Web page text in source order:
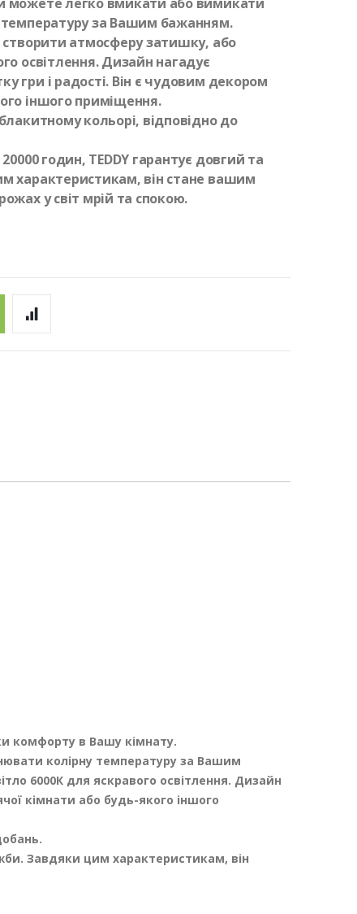
за Вашим бажанням.
створити атмосферу затишку, або
освітлення. Дизайн нагадує
гри і радості. Він є чудовим декором
іншого приміщення.
кольорі, відповідно до
годин, TEDDY гарантує довгий та
характеристикам, він стане вашим
у світ мрій та спокою.
комфорту в Вашу кімнату.
колірну температуру за Вашим
6000К для яскравого освітлення. Дизайн
кімнати або будь-якого іншого
Завдяки цим характеристикам, він